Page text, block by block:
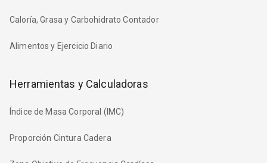
Caloría, Grasa y Carbohidrato Contador
Alimentos y Ejercicio Diario
Herramientas y Calculadoras
Índice de Masa Corporal (IMC)
Proporción Cintura Cadera